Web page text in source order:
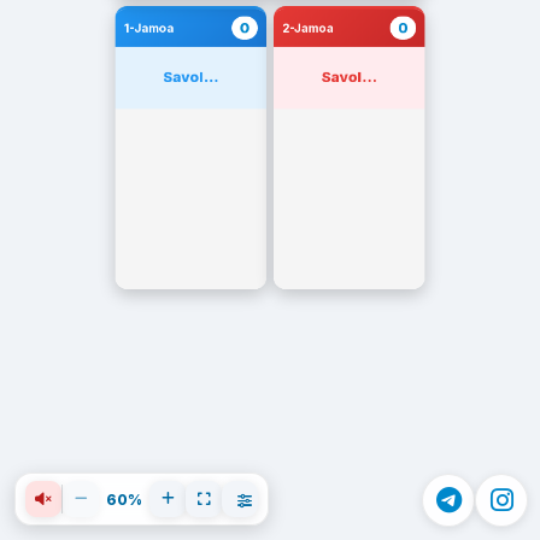
1-Jamoa 0
Savol...
2-Jamoa 0
Savol...
60%